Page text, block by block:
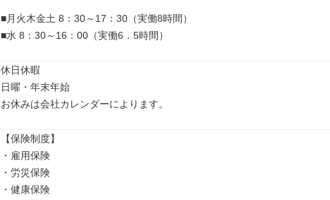
■月火木金土 8：30～17：30（実働8時間）
■水 8：30～16：00（実働6．5時間）
休日休暇
日曜・年末年始
お休みは会社カレンダーによります。
【保険制度】
・雇用保険
・労災保険
・健康保険